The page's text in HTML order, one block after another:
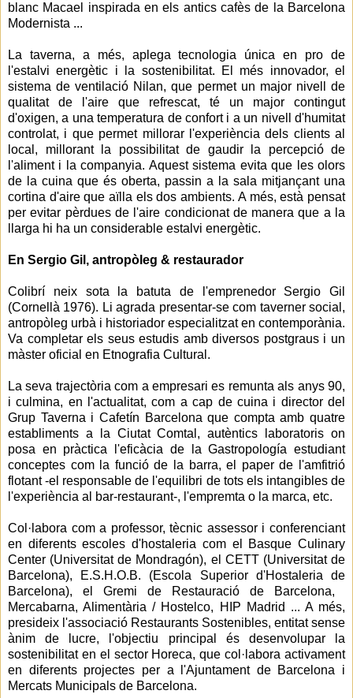
blanc Macael inspirada en els antics cafès de la Barcelona
Modernista ...
La taverna, a més, aplega tecnologia única en pro de
l'estalvi energètic i la sostenibilitat. El més innovador, el
sistema de ventilació Nilan, que permet un major nivell de
qualitat de l'aire que refrescat, té un major contingut
d'oxigen, a una temperatura de confort i a un nivell d'humitat
controlat, i que permet millorar l'experiència dels clients al
local, millorant la possibilitat de gaudir la percepció de
l'aliment i la companyia. Aquest sistema evita que les olors
de la cuina que és oberta, passin a la sala mitjançant una
cortina d'aire que aïlla els dos ambients. A més, està pensat
per evitar pèrdues de l'aire condicionat de manera que a la
llarga hi ha un considerable estalvi energètic.
En Sergio Gil, antropòleg & restaurador
Colibrí neix sota la batuta de l'emprenedor Sergio Gil
(Cornellà 1976). Li agrada presentar-se com taverner social,
antropòleg urbà i historiador especialitzat en contemporània.
Va completar els seus estudis amb diversos postgraus i un
màster oficial en Etnografia Cultural.
La seva trajectòria com a empresari es remunta als anys 90,
i culmina, en l'actualitat, com a cap de cuina i director del
Grup Taverna i Cafetín Barcelona que compta ​​amb quatre
establiments a la Ciutat Comtal, autèntics laboratoris on
posa en pràctica l'eficàcia de la Gastropología estudiant
conceptes com la funció de la barra, el paper de l'amfitrió
flotant -el responsable de l'equilibri de tots els intangibles de
l'experiència al bar-restaurant-, l'empremta o la marca, etc.
Col·labora com a professor, tècnic assessor i conferenciant
en diferents escoles d'hostaleria com el Basque Culinary
Center (Universitat de Mondragón), el CETT (Universitat de
Barcelona), E.S.H.O.B. (Escola Superior d'Hostaleria de
Barcelona), el Gremi de Restauració de Barcelona, ​​
Mercabarna, Alimentària / Hostelco, HIP Madrid ... A més,
presideix l'associació Restaurants Sostenibles, entitat sense
ànim de lucre, l'objectiu principal és desenvolupar la
sostenibilitat en el sector Horeca, que col·labora activament
en diferents projectes per a l'Ajuntament de Barcelona i
Mercats Municipals de Barcelona.